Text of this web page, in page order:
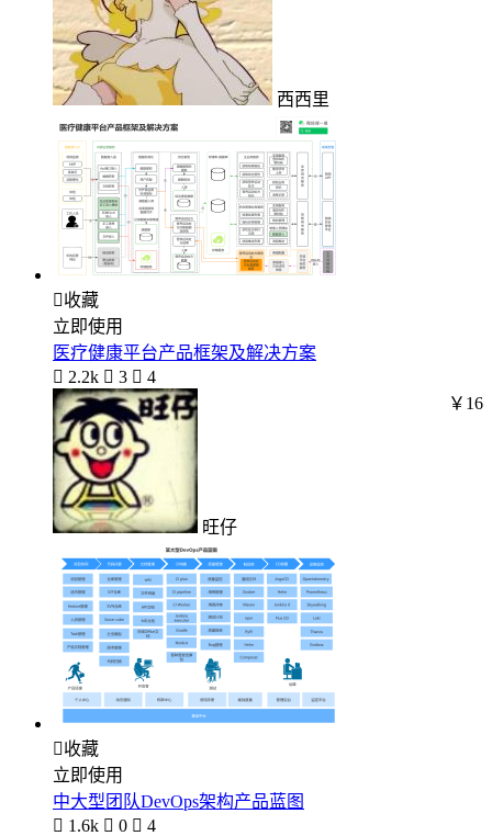
西西里
收藏
立即使用
医疗健康平台产品框架及解决方案
 2.2k  3  4
旺仔
￥16
收藏
立即使用
中大型团队DevOps架构产品蓝图
 1.6k  0  4